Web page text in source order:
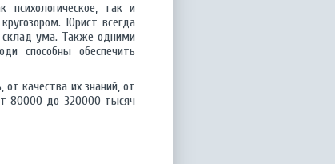
так и
Юрист всегда
склад ума. Также одними
способны обеспечить
качества их знаний, от
80000 до 320000 тысяч